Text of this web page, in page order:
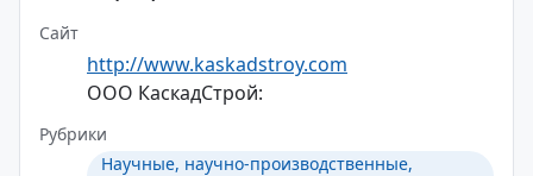
Сайт
http://www.kaskadstroy.com
ООО КаскадСтрой:
Рубрики
Научные, научно-производственные,